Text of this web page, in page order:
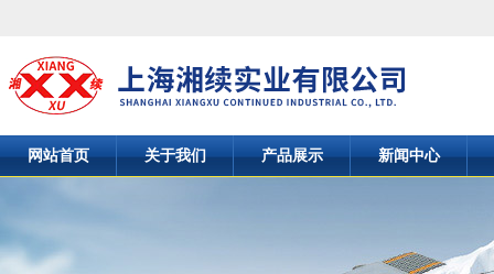
网站首页 关于我们 产品展示 新闻中心